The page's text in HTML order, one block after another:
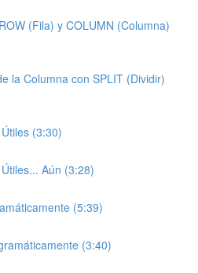
(Fila) y COLUMN (Columna)
la Columna con SPLIT (Dividir)
(3:30)
Aún (3:28)
(5:39)
(3:40)